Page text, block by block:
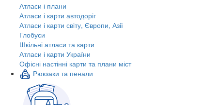
Атласи і плани
Атласи і карти автодоріг
Атласи і карти світу, Європи, Азії
Глобуси
Шкільні атласи та карти
Атласи і карти України
Офісні настінні карти та плани міст
Рюкзаки та пенали